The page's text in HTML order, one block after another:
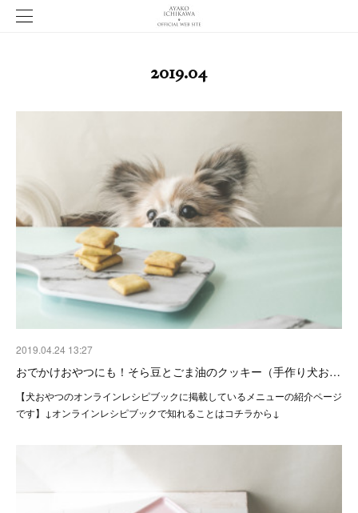
2019.04
2019.04.24 13:27
おでかけおやつにも！そら豆とごま油のクッキー（手作り犬お…
【犬おやつのオンラインレシピブックに掲載しているメニューの紹介ページ
です】↓オンラインレシピブックで知れることはコチラから↓